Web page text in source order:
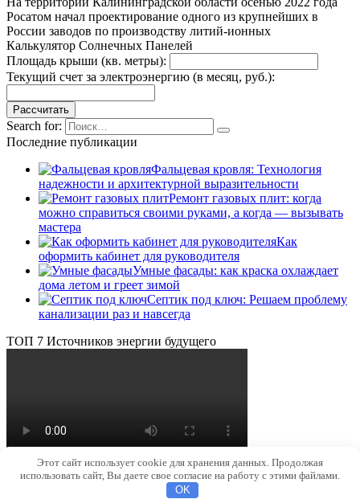
Росатом начал проектирование одного из крупнейших в
России заводов по производству литий-ионных
Калькулятор Солнечных Панелей
Площадь крыши (кв. метры):
Текущий счет за электроэнергию (в месяц, руб.):
Search for:
Последние публикации
Фальцевая кровля: Технология
надежности и архитектурной выразительности
Ремонт газовых плит: когда
можно справиться своими руками, а когда — вызывать
мастера
Как
оформить кабинет для руководителя
Умные фасады: как краска охлаждает
дома летом и греет зимой
Септик под ключ: Решаем проблему
канализации раз и навсегда
ТОП 7 Источников энергии будущего
© 2026 Источники энергии на Земле
Этот сайт использует cookie для хранения данных. Продолжая
использовать сайт, Вы даете свое согласие на работу с этими файлами.
OK